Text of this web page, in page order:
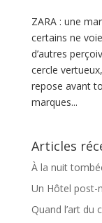
ZARA : une
certains ne
d’autres
cercle
repose avant
marques...
Articles
À la nuit
Un Hôtel post-
Quand l’art du